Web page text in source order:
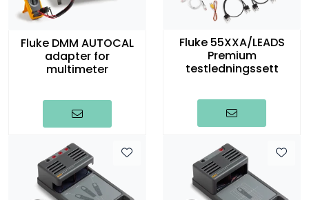
Fluke DMM AUTOCAL
adapter for
multimeter
Fluke 55XXA/LEADS
Premium
testledningssett